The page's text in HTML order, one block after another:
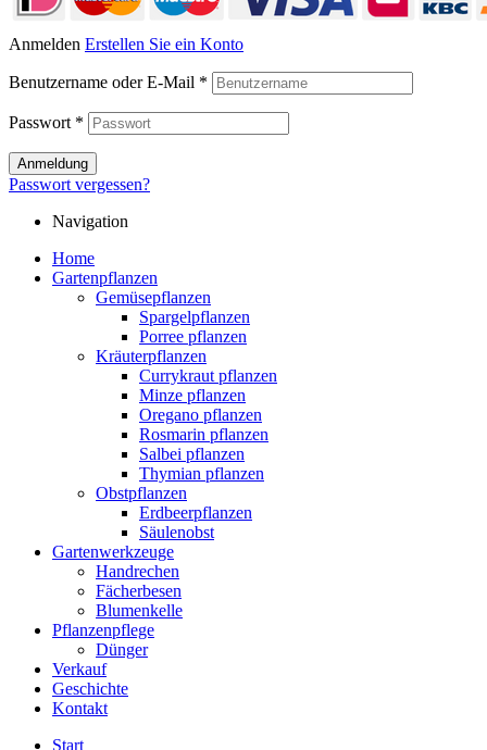
Anmelden Erstellen Sie ein Konto
Benutzername oder E-Mail *
Passwort *
Anmeldung
Passwort vergessen?
Navigation
Home
Gartenpflanzen
Gemüsepflanzen
Spargelpflanzen
Porree pflanzen
Kräuterpflanzen
Currykraut pflanzen
Minze pflanzen
Oregano pflanzen
Rosmarin pflanzen
Salbei pflanzen
Thymian pflanzen
Obstpflanzen
Erdbeerpflanzen
Säulenobst
Gartenwerkzeuge
Handrechen
Fächerbesen
Blumenkelle
Pflanzenpflege
Dünger
Verkauf
Geschichte
Kontakt
Start